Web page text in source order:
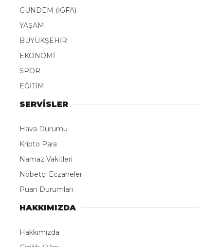
GÜNDEM (İGFA)
YAŞAM
BÜYÜKŞEHİR
EKONOMİ
SPOR
EĞİTİM
SERVİSLER
Hava Durumu
Kripto Para
Namaz Vakitleri
Nöbetçi Eczaneler
Puan Durumları
HAKKIMIZDA
Hakkımızda